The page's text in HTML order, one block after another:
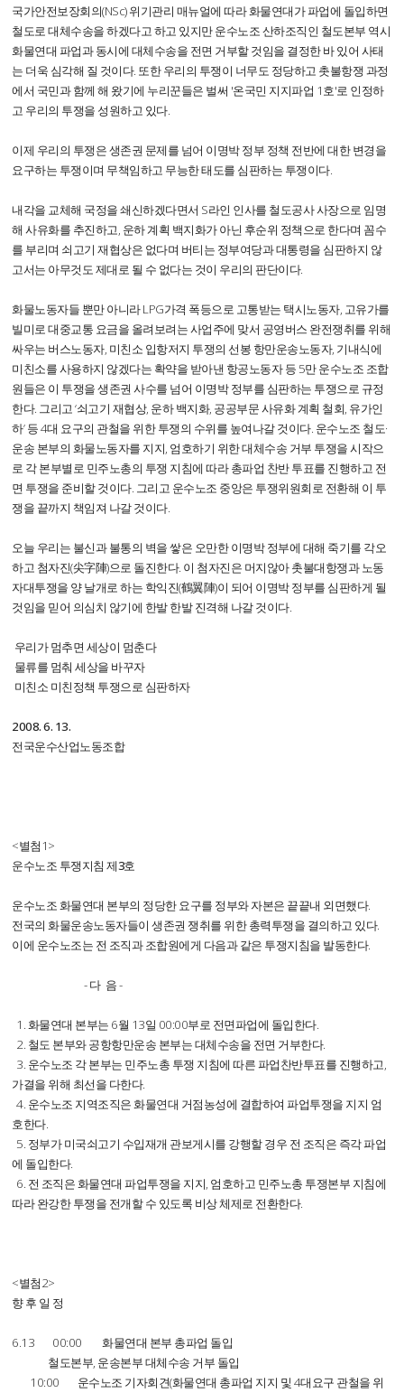
국가안전보장회의(NSc) 위기관리 매뉴얼에 따라 화물연대가 파업에 돌입하면
철도로 대체수송을 하겠다고 하고 있지만 운수노조 산하조직인 철도본부 역시
화물연대 파업과 동시에 대체수송을 전면 거부할 것임을 결정한 바 있어 사태
는 더욱 심각해 질 것이다. 또한 우리의 투쟁이 너무도 정당하고 촛불항쟁 과정
에서 국민과 함께 해 왔기에 누리꾼들은 벌써 '온국민 지지파업 1호'로 인정하
고 우리의 투쟁을 성원하고 있다.
이제 우리의 투쟁은 생존권 문제를 넘어 이명박 정부 정책 전반에 대한 변경을
요구하는 투쟁이며 무책임하고 무능한 태도를 심판하는 투쟁이다.
내각을 교체해 국정을 쇄신하겠다면서 S라인 인사를 철도공사 사장으로 임명
해 사유화를 추진하고, 운하 계획 백지화가 아닌 후순위 정책으로 한다며 꼼수
를 부리며 쇠고기 재협상은 없다며 버티는 정부여당과 대통령을 심판하지 않
고서는 아무것도 제대로 될 수 없다는 것이 우리의 판단이다.
화물노동자들 뿐만 아니라 LPG가격 폭등으로 고통받는 택시노동자, 고유가를
빌미로 대중교통 요금을 올려보려는 사업주에 맞서 공영버스 완전쟁취를 위해
싸우는 버스노동자, 미친소 입항저지 투쟁의 선봉 항만운송노동자, 기내식에
미친소를 사용하지 않겠다는 확약을 받아낸 항공노동자 등 5만 운수노조 조합
원들은 이 투쟁을 생존권 사수를 넘어 이명박 정부를 심판하는 투쟁으로 규정
한다. 그리고 ‘쇠고기 재협상, 운하 백지화, 공공부문 사유화 계획 철회, 유가인
하’ 등 4대 요구의 관철을 위한 투쟁의 수위를 높여나갈 것이다. 운수노조 철도·
운송 본부의 화물노동자를 지지, 엄호하기 위한 대체수송 거부 투쟁을 시작으
로 각 본부별로 민주노총의 투쟁 지침에 따라 총파업 찬반 투표를 진행하고 전
면 투쟁을 준비할 것이다. 그리고 운수노조 중앙은 투쟁위원회로 전환해 이 투
쟁을 끝까지 책임져 나갈 것이다.
오늘 우리는 불신과 불통의 벽을 쌓은 오만한 이명박 정부에 대해 죽기를 각오
하고 첨자진(尖字陣)으로 돌진한다. 이 첨자진은 머지않아 촛불대항쟁과 노동
자대투쟁을 양 날개로 하는 학익진(鶴翼陣)이 되어 이명박 정부를 심판하게 될
것임을 믿어 의심치 않기에 한발 한발 진격해 나갈 것이다.
우리가 멈추면 세상이 멈춘다
물류를 멈춰 세상을 바꾸자
미친소 미친정책 투쟁으로 심판하자
2008. 6. 13.
전국운수산업노동조합
<별첨1>
운수노조 투쟁지침 제3호
운수노조 화물연대 본부의 정당한 요구를 정부와 자본은 끝끝내 외면했다.
전국의 화물운송노동자들이 생존권 쟁취를 위한 총력투쟁을 결의하고 있다.
이에 운수노조는 전 조직과 조합원에게 다음과 같은 투쟁지침을 발동한다.
- 다 음 -
1. 화물연대 본부는 6월 13일 00:00부로 전면파업에 돌입한다.
2. 철도 본부와 공항항만운송 본부는 대체수송을 전면 거부한다.
3. 운수노조 각 본부는 민주노총 투쟁 지침에 따른 파업찬반투표를 진행하고,
가결을 위해 최선을 다한다.
4. 운수노조 지역조직은 화물연대 거점농성에 결합하여 파업투쟁을 지지 엄
호한다.
5. 정부가 미국쇠고기 수입재개 관보게시를 강행할 경우 전 조직은 즉각 파업
에 돌입한다.
6. 전 조직은 화물연대 파업투쟁을 지지, 엄호하고 민주노총 투쟁본부 지침에
따라 완강한 투쟁을 전개할 수 있도록 비상 체제로 전환한다.
<별첨2>
향 후 일 정
6.13 00:00 화물연대 본부 총파업 돌입
철도본부, 운송본부 대체수송 거부 돌입
10:00 운수노조 기자회견(화물연대 총파업 지지 및 4대요구 관철을 위